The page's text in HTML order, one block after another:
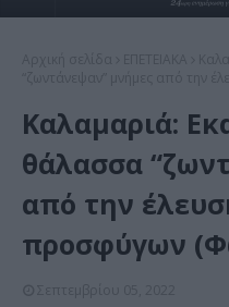
Καλαμαριά:
θάλασσα
από την
προσφύγων